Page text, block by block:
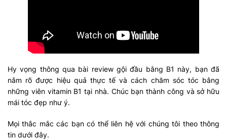
Hy vọng thông qua bài review gội đầu bằng B1 này, bạn đã
nắm rõ được hiệu quả thực tế và cách chăm sóc tóc bằng
những viên vitamin B1 tại nhà. Chúc bạn thành công và sở hữu
mái tóc đẹp như ý.
Mọi thắc mắc các bạn có thể liên hệ với chúng tôi theo thông
tin dưới đây.